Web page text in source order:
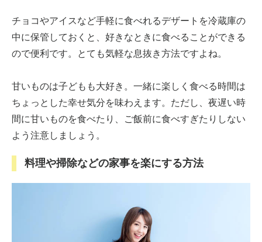
チョコやアイスなど手軽に食べれるデザートを冷蔵庫の
中に保管しておくと、好きなときに食べることができる
ので便利です。とても気軽な息抜き方法ですよね。
甘いものは子どもも大好き。一緒に楽しく食べる時間は
ちょっとした幸せ気分を味わえます。ただし、夜遅い時
間に甘いものを食べたり、ご飯前に食べすぎたりしない
よう注意しましょう。
料理や掃除などの家事を楽にする方法